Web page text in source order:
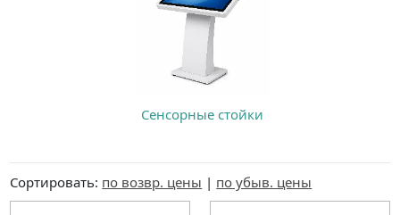
Сенсорные стойки
Сортировать: по возвр. цены | по убыв. цены